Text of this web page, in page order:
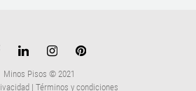
Minos Pisos © 2021
| Términos y condiciones